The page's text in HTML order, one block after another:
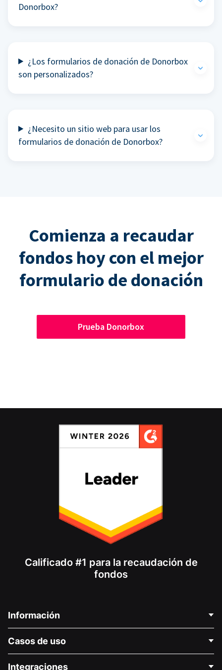
Donorbox?
¿Los formularios de donación de Donorbox
son personalizados?
¿Necesito un sitio web para usar los
formularios de donación de Donorbox?
Comienza a recaudar
fondos hoy con el mejor
formulario de donación
Prueba Donorbox
Calificado #1 para la recaudación de
fondos
Información
Acerca de nosotros
Casos de uso
Integraciones